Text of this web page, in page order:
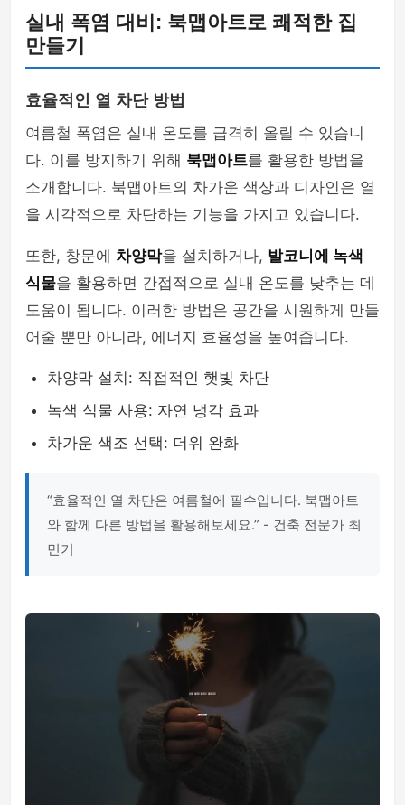
실내 폭염 대비: 북맵아트로 쾌적한 집
만들기
효율적인 열 차단 방법
여름철 폭염은 실내 온도를 급격히 올릴 수 있습니
다. 이를 방지하기 위해 북맵아트를 활용한 방법을
소개합니다. 북맵아트의 차가운 색상과 디자인은 열
을 시각적으로 차단하는 기능을 가지고 있습니다.
또한, 창문에 차양막을 설치하거나, 발코니에 녹색
식물을 활용하면 간접적으로 실내 온도를 낮추는 데
도움이 됩니다. 이러한 방법은 공간을 시원하게 만들
어줄 뿐만 아니라, 에너지 효율성을 높여줍니다.
차양막 설치: 직접적인 햇빛 차단
녹색 식물 사용: 자연 냉각 효과
차가운 색조 선택: 더위 완화
“효율적인 열 차단은 여름철에 필수입니다. 북맵아트
와 함께 다른 방법을 활용해보세요.” - 건축 전문가 최
민기